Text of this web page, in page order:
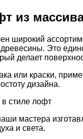
из
широкий
Это
делает
или краски,
дизайна.
мастера
и света.